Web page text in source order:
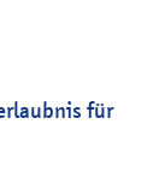
für